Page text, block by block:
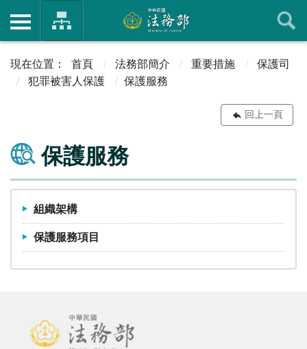
首頁 法務部簡介 重要措施
保護司
犯罪被害人保護
保護服務
回上一頁
保護服務
組織架構
保護服務項目